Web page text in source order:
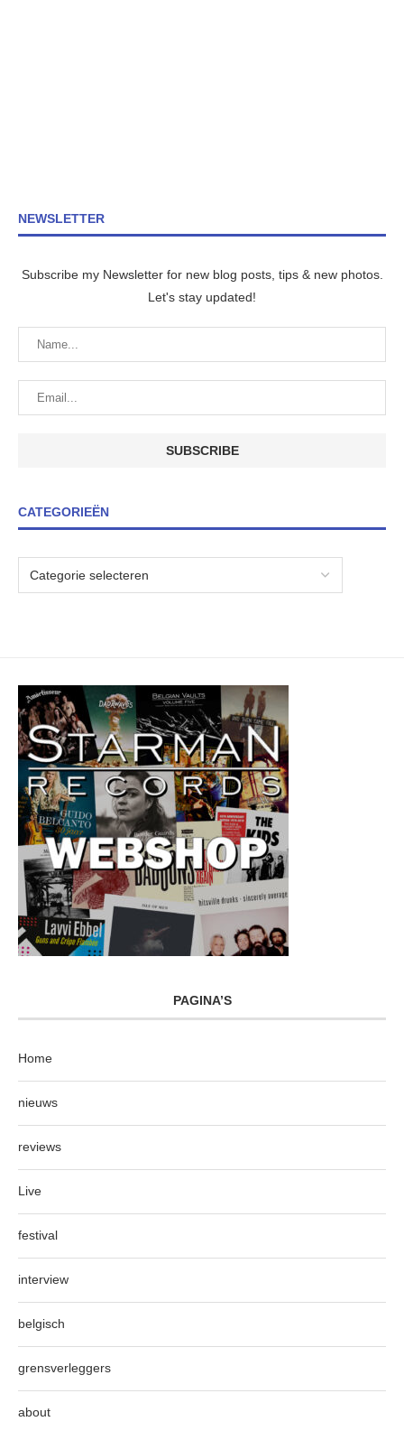
NEWSLETTER
Subscribe my Newsletter for new blog posts, tips & new photos.
Let's stay updated!
CATEGORIEËN
PAGINA’S
Home
nieuws
reviews
Live
festival
interview
belgisch
grensverleggers
about